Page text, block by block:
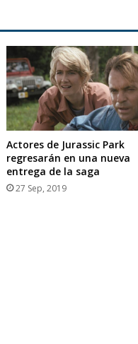
Actores de Jurassic Park
regresarán en una nueva
entrega de la saga
27 Sep, 2019